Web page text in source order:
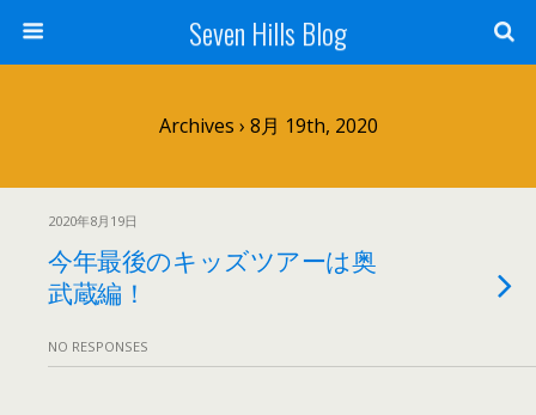
Seven Hills Blog
Archives › 8月 19th, 2020
2020年8月19日
今年最後のキッズツアーは奥
武蔵編！
NO RESPONSES